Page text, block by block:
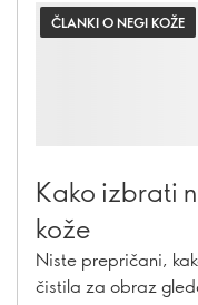
ČLANKI O NEGI KOŽE
Kako izbrati
kože
Niste prepričani,
čistila za obraz